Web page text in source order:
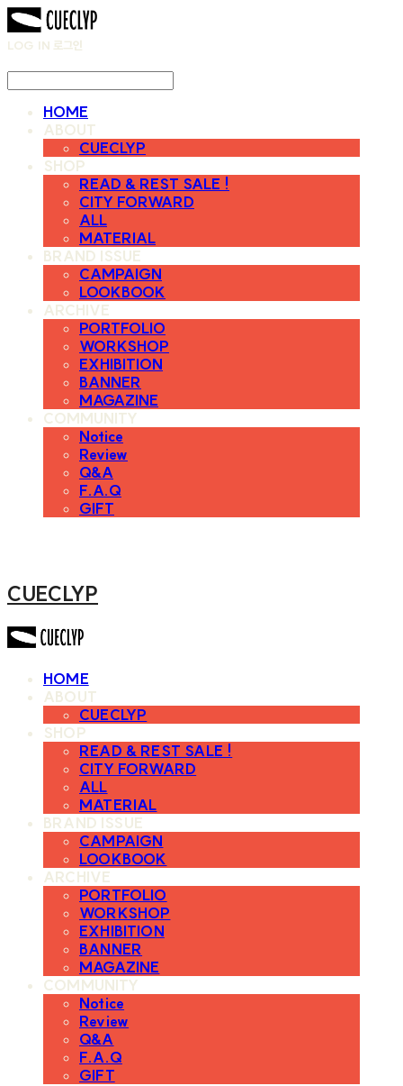
LOG IN 로그인
HOME
ABOUT
CUECLYP
SHOP
READ & REST SALE !
CITY FORWARD
ALL
MATERIAL
BRAND ISSUE
CAMPAIGN
LOOKBOOK
ARCHIVE
PORTFOLIO
WORKSHOP
EXHIBITION
BANNER
MAGAZINE
COMMUNITY
Notice
Review
Q&A
F.A.Q
GIFT
CUECLYP
HOME
ABOUT
CUECLYP
SHOP
READ & REST SALE !
CITY FORWARD
ALL
MATERIAL
BRAND ISSUE
CAMPAIGN
LOOKBOOK
ARCHIVE
PORTFOLIO
WORKSHOP
EXHIBITION
BANNER
MAGAZINE
COMMUNITY
Notice
Review
Q&A
F.A.Q
GIFT